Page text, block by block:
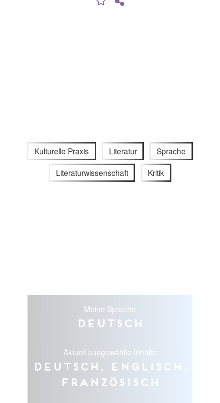
Kulturelle Praxis Literatur Sprache
Literaturwissenschaft Kritik
Meine Sprache
Deutsch
Aktuell ausgewählte Inhalte
Deutsch, Englisch,
Französisch